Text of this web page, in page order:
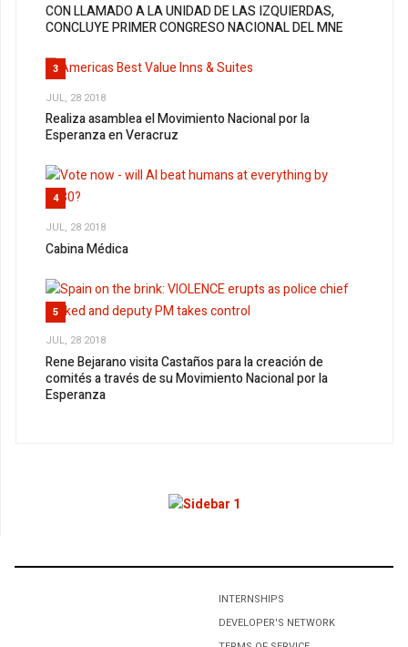
CON LLAMADO A LA UNIDAD DE LAS IZQUIERDAS,
CONCLUYE PRIMER CONGRESO NACIONAL DEL MNE
3
JUL, 28 2018
Realiza asamblea el Movimiento Nacional por la
Esperanza en Veracruz
4
JUL, 28 2018
Cabina Médica
5
JUL, 28 2018
Rene Bejarano visita Castaños para la creación de
comités a través de su Movimiento Nacional por la
Esperanza
MNE INAUGURA SU PRIMER CONGRESO NACIONAL Y
INTERNSHIPS
DEVELOPER'S NETWORK